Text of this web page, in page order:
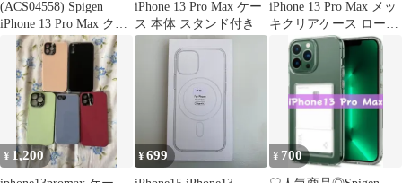
(ACS04558) Spigen
iPhone 13 Pro Max クリ
ア TPU バンパーケース
米軍MIL規格取得 耐衝
撃 すり傷防止 ウルト
ラ・ハイブリッド (ミ
ッドナイト・グリーン)
iPhone 13 Pro Max ケー
ス 本体 スタンド付き
iPhone 13 Pro Max メッ
キクリアケース ローズ
ピンク
¥ 1,200 ¥699 ¥ 700